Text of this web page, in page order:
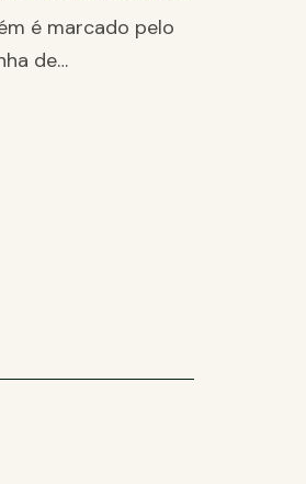
é marcado pelo
de…